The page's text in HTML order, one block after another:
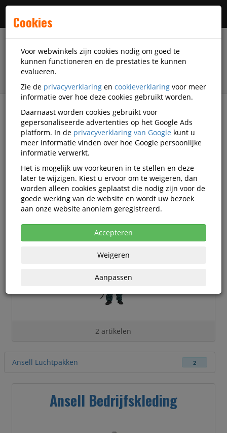
filter
Veiligheidsartikelen Ansell
Ansell veiligheidsartikelen
Ansell Adembescherming
2 artikelen
Ansell Luchtpakken 2
Ansell Bedrijfskleding
Cookies
Voor webwinkels zijn cookies nodig om goed te
kunnen functioneren en de prestaties te kunnen
evalueren.
Zie de privacyverklaring en cookieverklaring voor meer
informatie over hoe deze cookies gebruikt worden.
Daarnaast worden cookies gebruikt voor
gepersonaliseerde advertenties op het Google Ads
platform. In de privacyverklaring van Google kunt u
meer informatie vinden over hoe Google persoonlijke
informatie verwerkt.
Het is mogelijk uw voorkeuren in te stellen en deze
later te wijzigen. Kiest u ervoor om te weigeren, dan
worden alleen cookies geplaatst die nodig zijn voor de
goede werking van de website en wordt uw bezoek
aan onze website anoniem geregistreerd.
Accepteren
Weigeren
Aanpassen